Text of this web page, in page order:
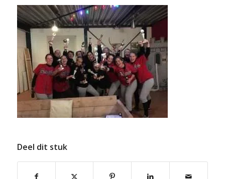
Deel dit stuk